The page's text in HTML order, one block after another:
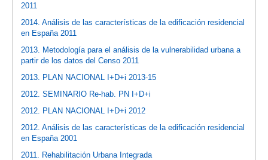
2011
2014. Análisis de las características de la edificación residencial
en España 2011
2013. Metodología para el análisis de la vulnerabilidad urbana a
partir de los datos del Censo 2011
2013. PLAN NACIONAL I+D+i 2013-15
2012. SEMINARIO Re-hab. PN I+D+i
2012. PLAN NACIONAL I+D+i 2012
2012. Análisis de las características de la edificación residencial
en España 2001
2011. Rehabilitación Urbana Integrada